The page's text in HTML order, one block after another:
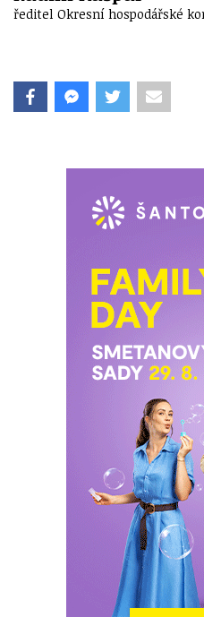
ředitel Okresní hospodářské